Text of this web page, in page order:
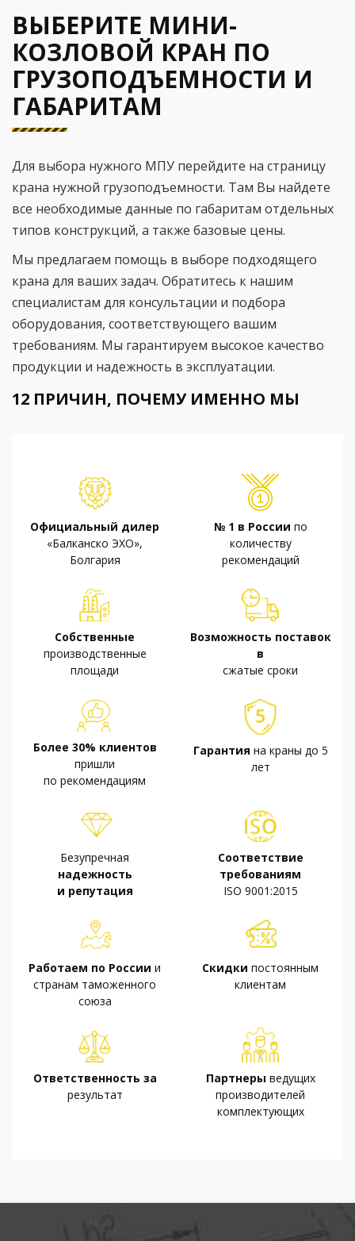
ВЫБЕРИТЕ МИНИ-
КОЗЛОВОЙ КРАН ПО
ГРУЗОПОДЪЕМНОСТИ И
ГАБАРИТАМ
Для выбора нужного МПУ перейдите на страницу
крана нужной грузоподъемности. Там Вы найдете
все необходимые данные по габаритам отдельных
типов конструкций, а также базовые цены.
Мы предлагаем помощь в выборе подходящего
крана для ваших задач. Обратитесь к нашим
специалистам для консультации и подбора
оборудования, соответствующего вашим
требованиям. Мы гарантируем высокое качество
продукции и надежность в эксплуатации.
12 ПРИЧИН, ПОЧЕМУ ИМЕННО МЫ
Официальный дилер
«Балканско ЭХО»,
Болгария
№ 1 в России по
количеству
рекомендаций
Собственные
производственные
площади
Возможность поставок
в
сжатые сроки
Более 30% клиентов
пришли
по рекомендациям
Гарантия на краны до 5
лет
Безупречная
надежность
и репутация
Соответствие
требованиям
ISO 9001:2015
Работаем по России и
странам таможенного
союза
Скидки постоянным
клиентам
Ответственность за
результат
Партнеры ведущих
производителей
комплектующих